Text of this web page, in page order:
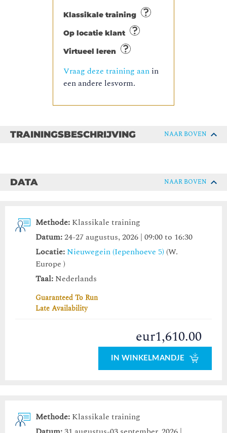
Klassikale training
Op locatie klant
Virtueel leren
Vraag deze training aan in
een andere lesvorm.
TRAININGSBESCHRIJVING NAAR BOVEN
DATA NAAR BOVEN
Methode: Klassikale training
Datum:24-27 augustus, 2026 | 09:00 to 16:30
Locatie: Nieuwegein (Iepenhoeve 5) (W.
Europe )
Taal: Nederlands
Guaranteed To Run
Late Availability
eur1,610.00
IN WINKELMANDJE
Methode: Klassikale training